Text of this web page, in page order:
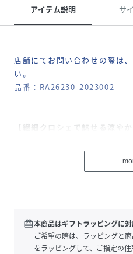
アイテム説明 サ
店舗にてお問い合わせの際は
い。
品番：RA26230-2023002
【繊細クロシェで魅せる涼や
混糸を使用し、さらりとした
で、涼やかな表情に仕上げま
スカートにも合わせやすく、
活躍します。さっと取り入れ
スが生まれる一着です。
redeem本商品はギフトラッピングに対
ご希望の際は、ラッピングと
をラッピングして、ご指定の住